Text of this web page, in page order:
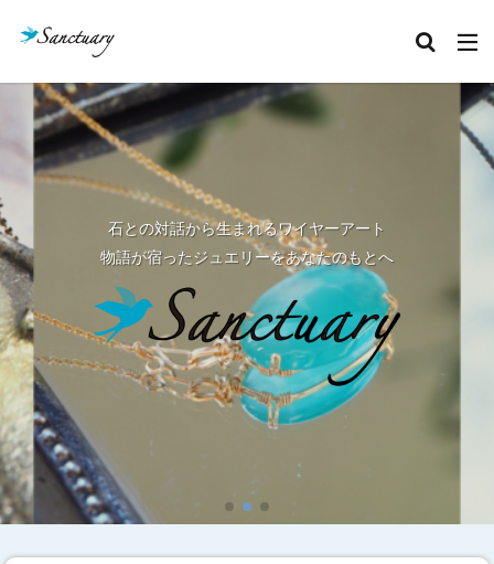
石との対話から生まれるワイヤーアート
物語が宿ったジュエリーをあなたのもとへ
カテゴリー
タグ
クリスタルあれこれ
ボージャイストーン
天然石
石のこと
絵本お披露目会
魂の声
検索